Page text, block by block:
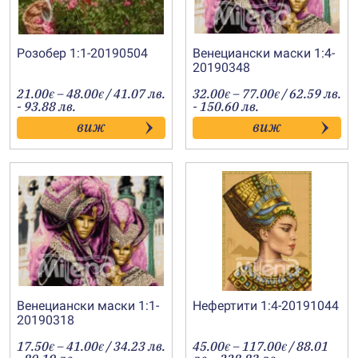
Розобер 1:1-20190504
21.00€ –48.00€Price
range:
21.00€
through
48.00€
/ 41.07 лв.
- 93.88 лв.
виж
Венециански маски 1:4-
20190348
32.00€ – 77.00€Price
range:
32.00€
through
77.00€
/ 62.59 лв.
- 150.60 лв.
виж
Венециански маски 1:1-
20190318
17.50€ –41.00€Price
/ 34.23 лв.
Нефертити 1:4-20191044
45.00€ –117.00€Price
/ 88.01